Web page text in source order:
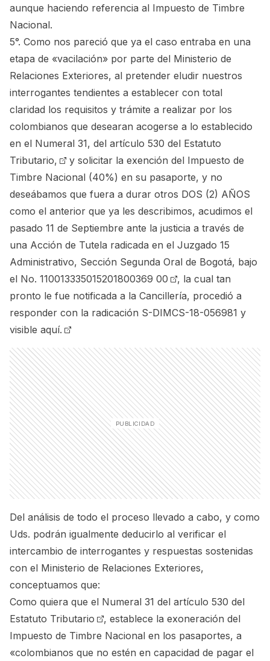
aunque haciendo referencia al Impuesto de Timbre
Nacional.
5°. Como nos pareció que ya el caso entraba en una
etapa de «vacilación» por parte del Ministerio de
Relaciones Exteriores, al pretender eludir nuestros
interrogantes tendientes a establecer con total
claridad los requisitos y trámite a realizar por los
colombianos que desearan acogerse a lo establecido
en el Numeral 31, del artículo 530 del Estatuto
Tributario,
y solicitar la exención del Impuesto de
Timbre Nacional (40%) en su pasaporte, y no
deseábamos que fuera a durar otros DOS (2) AÑOS
como el anterior que ya les describimos, acudimos el
pasado 11 de Septiembre ante la justicia a través de
una Acción de Tutela radicada en el Juzgado 15
Administrativo, Sección Segunda Oral de Bogotá, bajo
el No. 110013335015201800369 00
, la cual tan
pronto le fue notificada a la Cancillería, procedió a
responder con la radicación S-DIMCS-18-056981 y
visible aquí.
Del análisis de todo el proceso llevado a cabo, y como
Uds. podrán igualmente deducirlo al verificar el
intercambio de interrogantes y respuestas sostenidas
con el Ministerio de Relaciones Exteriores,
conceptuamos que:
Como quiera que el Numeral 31 del artículo 530 del
Estatuto Tributario
, establece la exoneración del
Impuesto de Timbre Nacional en los pasaportes, a
«colombianos que no estén en capacidad de pagar el